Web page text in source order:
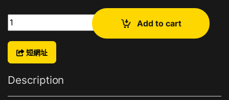
各式延長線出租 quantity Add to cart
短網址
Description